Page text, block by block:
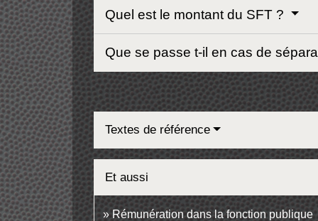
Quel est le montant du SFT ?
Que se passe t-il en cas de
Textes de référence
Et aussi
Rémunération dans la fonction publique